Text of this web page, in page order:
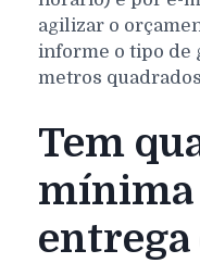
agilizar o
informe o tipo de
metros
Tem
mínima
entrega